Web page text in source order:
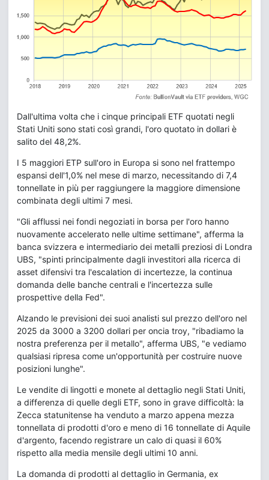
Dall'ultima volta che i cinque principali ETF quotati negli
Stati Uniti sono stati così grandi, l'oro quotato in dollari è
salito del 48,2%.
I 5 maggiori ETP sull'oro in Europa si sono nel frattempo
espansi dell'1,0% nel mese di marzo, necessitando di 7,4
tonnellate in più per raggiungere la maggiore dimensione
combinata degli ultimi 7 mesi.
"Gli afflussi nei fondi negoziati in borsa per l'oro hanno
nuovamente accelerato nelle ultime settimane", afferma la
banca svizzera e intermediario dei metalli preziosi di Londra
UBS, "spinti principalmente dagli investitori alla ricerca di
asset difensivi tra l'escalation di incertezze, la continua
domanda delle banche centrali e l'incertezza sulle
prospettive della Fed".
Alzando le previsioni dei suoi analisti sul prezzo dell'oro nel
2025 da 3000 a 3200 dollari per oncia troy, "ribadiamo la
nostra preferenza per il metallo", afferma UBS, "e vediamo
qualsiasi ripresa come un'opportunità per costruire nuove
posizioni lunghe".
Le vendite di lingotti e monete al dettaglio negli Stati Uniti,
a differenza di quelle degli ETF, sono in grave difficoltà: la
Zecca statunitense ha venduto a marzo appena mezza
tonnellata di prodotti d'oro e meno di 16 tonnellate di Aquile
d'argento, facendo registrare un calo di quasi il 60%
rispetto alla media mensile degli ultimi 10 anni.
La domanda di prodotti al dettaglio in Germania, ex